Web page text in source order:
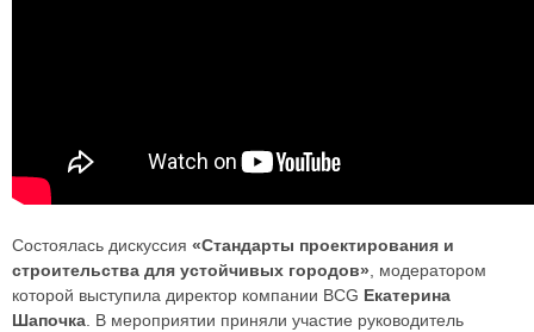
Состоялась дискуссия «Стандарты проектирования и
строительства для устойчивых городов», модератором
которой выступила директор компании BCG Екатерина
Шапочка. В мероприятии приняли участие руководитель